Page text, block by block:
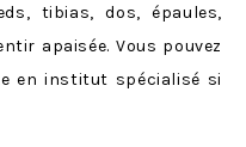
tibias, dos, épaules,
apaisée. Vous pouvez
en institut spécialisé si